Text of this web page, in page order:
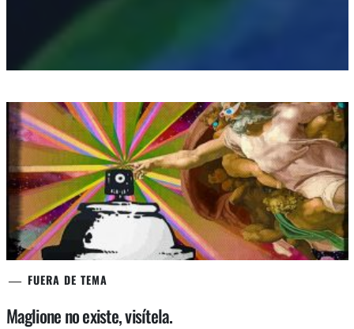
FUERA DE TEMA
Maglione no existe, visítela.